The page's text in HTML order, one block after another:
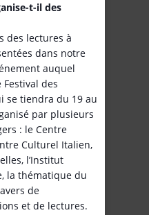
t-il des
des lectures à
dans notre
auquel
des
se tiendra du 19 au
par plusieurs
: le Centre
Culturel Italien,
l’Institut
la thématique du
de
et de lectures.